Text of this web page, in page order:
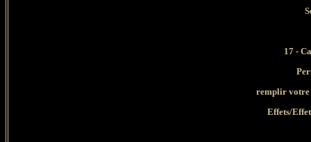
17 -
remplir votre
Effets/